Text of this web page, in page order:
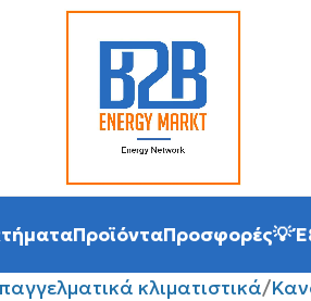
ΠροϊόνταΠροσφορές💡
κλιματιστικά